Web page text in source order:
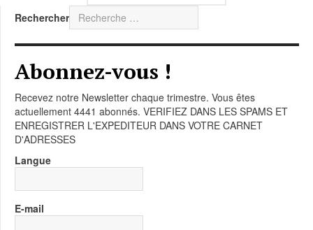
Rechercher
Abonnez-vous !
Recevez notre Newsletter chaque trimestre. Vous êtes
actuellement 4441 abonnés. VERIFIEZ DANS LES SPAMS ET
ENREGISTRER L'EXPEDITEUR DANS VOTRE CARNET
D'ADRESSES
Langue
E-mail